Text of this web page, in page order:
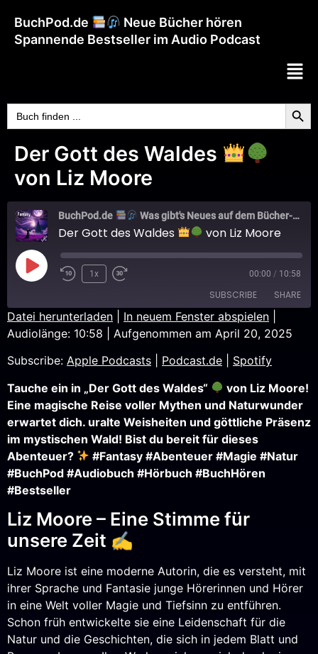
BuchPod.de
Neue Bücher hören
Spannende Bestseller im Audio Podcast
Search
for:
Der Gott des Waldes
von Liz Moore
BuchPod.de Was gibt's Neues auf dem Bücher-Markt?
Der Gott des Waldes von Liz Moore
1x 00:00 / 10:58
SUBSCRIBE SHARE
Apple Podcasts Podcast.de
Spotify
RSS FEED
SHARE
LINK
Datei herunterladen In neuem Fenster abspielen
Audiolänge: 10:58
Aufgenommen am April 20, 2025
Subscribe: Apple Podcasts Podcast.de
Spotify
Tauche ein in „Der Gott des Waldes“
von Liz Moore!
Eine magische Reise voller Mythen und Naturwunder
erwartet dich. uralte Weisheiten und göttliche Präsenz
im mystischen Wald! Bist du bereit für dieses
Abenteuer?
#Fantasy #Abenteuer #Magie #Natur
#BuchPod #Audiobuch #Hörbuch #BuchHören
#Bestseller
Liz Moore – Eine Stimme für
unsere Zeit ✍️
Liz Moore ist eine moderne Autorin, die es versteht, mit
ihrer Sprache und Fantasie junge Hörerinnen und Hörer
in eine Welt voller Magie und Tiefsinn zu entführen.
Schon früh entwickelte sie eine Leidenschaft für die
Natur und die Geschichten, die sich in jedem Blatt und